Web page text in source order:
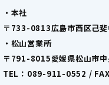
・本社
〒733-0813広島市西区己
・松山営業所
〒791-8015愛媛県松山市
TEL：089-911-0552 /